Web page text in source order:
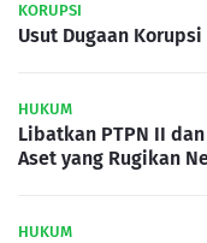
KORUPSI
Usut Dugaan
HUKUM
Libatkan PTPN II
Aset yang Rugikan
HUKUM